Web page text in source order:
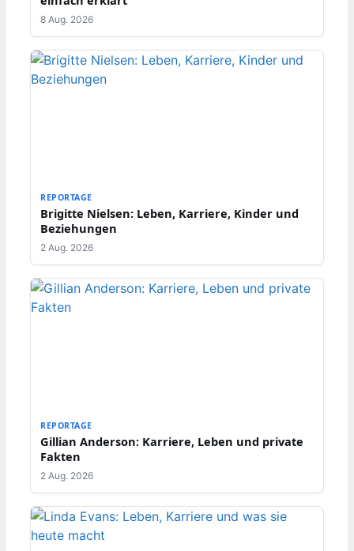
8 Aug. 2026
REPORTAGE
Brigitte Nielsen: Leben, Karriere, Kinder und
Beziehungen
2 Aug. 2026
REPORTAGE
Gillian Anderson: Karriere, Leben und private
Fakten
2 Aug. 2026